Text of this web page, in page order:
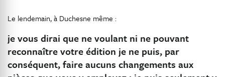
Le lendemain, à Duchesne même :
je vous dirai que ne voulant ni ne pouvant
reconnaître votre édition je ne puis, par
conséquent, faire aucuns changements aux